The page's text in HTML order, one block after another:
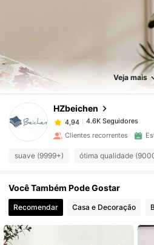
Veja mais
HZbeichen
4.6K Seguidores
4,94
4.6K Seguidores
c***s
pago1 dia atrás
4,94 4.6K Seguidores
4,94 4.6K Seguidores
Clientes recorrentes
suave (9999+) ótima qualidade
Você Também Pode Gostar
Recomendar Casa e Decoração